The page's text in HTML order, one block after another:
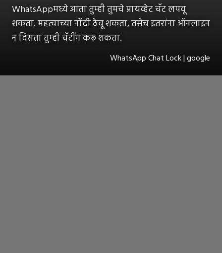
WhatsAppमध्ये आता तुम्ही तुमचे प्रायव्हेट चॅट लपवू
शकता. महत्वाच्या नोंदी ठेवू शकता, तसेच इतरांना ऑनलाइन
न दिसता तुम्ही चॅटींग करू शकता.
WhatsApp Chat Lock | google